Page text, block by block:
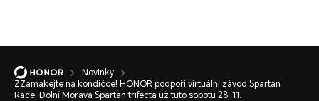
Novinky
ZZamakejte na kondičce! HONOR podpoří virtuální závod Spartan
Race, Dolní Morava Spartan trifecta už tuto sobotu 28. 11.